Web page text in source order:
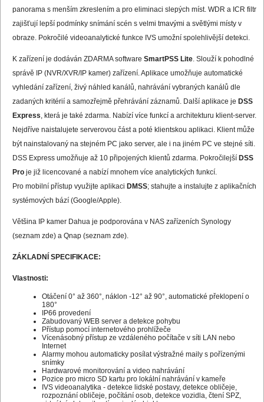
panorama s menším zkreslením a pro eliminaci slepých míst. WDR a ICR filtr
zajišťují lepší podmínky snímání scén s velmi tmavými a světlými místy v
obraze. Pokročilé videoanalytické funkce IVS umožní spolehlivější detekci.
K zařízení je dodáván ZDARMA software SmartPSS Lite . Slouží k pohodlné
správě IP (NVR/XVR/IP kamer) zařízení. Aplikace umožňuje automatické
vyhledání zařízení, živý náhled kanálů, nahrávání vybraných kanálů dle
zadaných kritérií a samozřejmě přehrávání záznamů. Další aplikace je DSS
Express , která je také zdarma. Nabízí více funkcí a architekturu klient-server.
Nejdříve naistalujete serverovou část a poté klientskou aplikaci. Klient může
být nainstalovaný na stejném PC jako server, ale i na jiném PC ve stejné síti.
DSS Express umožňuje až 10 připojených klientů zdarma. Pokročilejší DSS
Pro je již licencované a nabízí mnohem více analytických funkcí.
Pro mobilní přístup využijte aplikaci DMSS; stahujte a instalujte z aplikačních
systémových bází (Google/Apple).
Většina IP kamer Dahua je podporována v NAS zařízeních Synology
(seznam zde) a Qnap (seznam zde).
ZÁKLADNÍ SPECIFIKACE:
Vlastnosti:
Otáčení 0° až 360°, náklon -12° až 90°, automatické překlopení o
180°
IP66 provedení
Zabudovaný WEB server a detekce pohybu
Přístup pomocí internetového prohlížeče
Vícenásobný přístup ze vzdáleného počítače v síti LAN nebo
Internet
Alarmy mohou automaticky posílat výstražné maily s pořízenými
snímky
Hardwarové monitorování a video nahrávání
Pozice pro micro SD kartu pro lokální nahrávání v kameře
IVS videoanalytika - detekce lidské postavy, detekce obličeje,
rozpoznání obličeje, počítání osob, detekce vozidla, čtení SPZ,